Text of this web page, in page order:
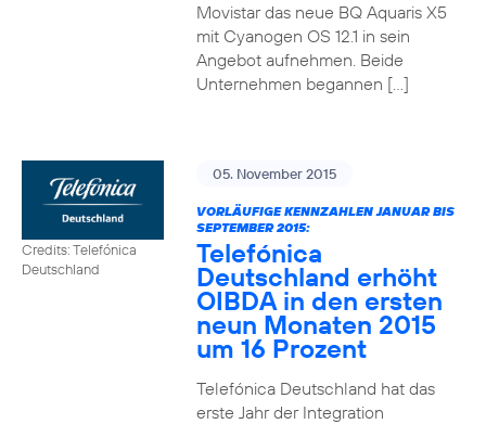
Movistar das neue BQ Aquaris X5
mit Cyanogen OS 12.1 in sein
Angebot aufnehmen. Beide
Unternehmen begannen […]
Credits: Telefónica
Deutschland
05. November 2015
VORLÄUFIGE KENNZAHLEN JANUAR BIS
SEPTEMBER 2015:
Telefónica
Deutschland erhöht
OIBDA in den ersten
neun Monaten 2015
um 16 Prozent
Telefónica Deutschland hat das
erste Jahr der Integration